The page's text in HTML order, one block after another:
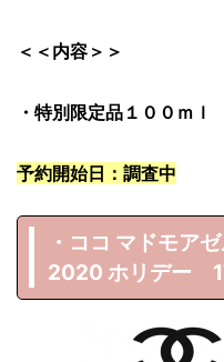
＜＜内容＞＞
・特別限定品１００ｍｌ
予約開始日：調査中
・ココ マドモア
2020 ホリデー